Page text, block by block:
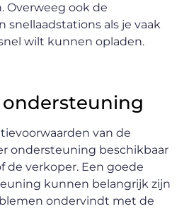
Overweeg ook de
snellaadstations als je vaak
wilt kunnen opladen.
van de
ondersteuning beschikbaar
de verkoper. Een goede
kunnen belangrijk zijn
ondervindt met de